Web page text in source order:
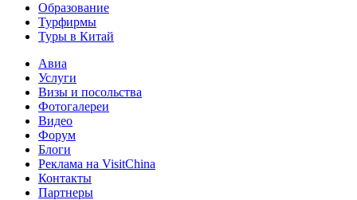
Образование
Турфирмы
Туры в Китай
Авиа
Услуги
Визы и посольства
Фотогалереи
Видео
Форум
Блоги
Реклама на VisitChina
Контакты
Партнеры